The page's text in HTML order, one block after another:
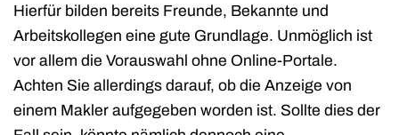
Hierfür bilden bereits Freunde, Bekannte und
Arbeitskollegen eine gute Grundlage. Unmöglich ist
vor allem die Vorauswahl ohne Online-Portale.
Achten Sie allerdings darauf, ob die Anzeige von
einem Makler aufgegeben worden ist. Sollte dies der